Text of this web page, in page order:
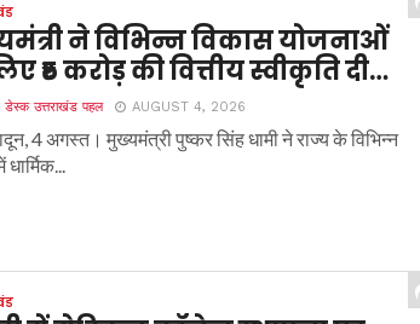
ने विभिन्न विकास योजनाओं
₹5 करोड़ की वित्तीय स्वीकृति दी…
डेस्क उत्तराखंड पहल AUGUST 4, 2026
4 अगस्त। मुख्यमंत्री पुष्कर सिंह धामी ने राज्य के विभिन्न
धार्मिक...